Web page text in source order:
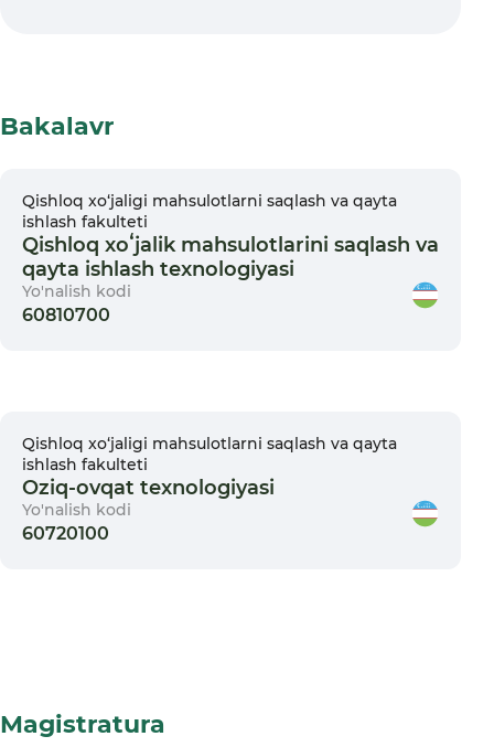
Bakalavr
Qishloq xо‘jaligi mahsulotlarni saqlash va qayta
ishlash fakulteti
Qishloq xoʻjalik mahsulotlarini saqlash va
qayta ishlash texnologiyasi
Yo'nalish kodi
60810700
Qishloq xо‘jaligi mahsulotlarni saqlash va qayta
ishlash fakulteti
Oziq-ovqat texnologiyasi
Yo'nalish kodi
60720100
Magistratura